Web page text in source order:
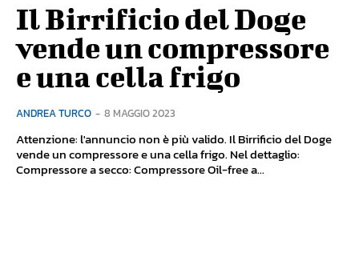
Il Birrificio del Doge
vende un compressore
e una cella frigo
ANDREA TURCO - 8 MAGGIO 2023
Attenzione: l'annuncio non è più valido. Il Birrificio del Doge
vende un compressore e una cella frigo. Nel dettaglio:
Compressore a secco: Compressore Oil-free a...